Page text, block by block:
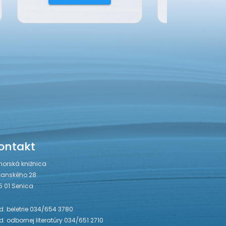
knižnica
28
01 Senica
beletrie 034/654 3780
odbornej literatúry 034/651 2710